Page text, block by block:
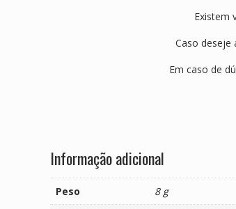
Existem
Caso deseje
Em caso de
Informação adicional
Peso
8 g